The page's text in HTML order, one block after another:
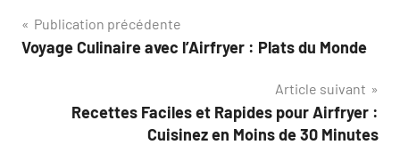
Navigation
de
Publication précédente
Voyage Culinaire avec l’Airfryer : Plats du Monde
Article suivant
Recettes Faciles et Rapides pour Airfryer :
Cuisinez en Moins de 30 Minutes